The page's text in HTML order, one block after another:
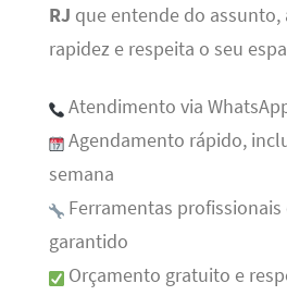
RJ que entende do assunto,
rapidez e respeita o seu
Atendimento via
Agendamento rápido,
semana
Ferramentas profissionais
garantido
Orçamento gratuito e